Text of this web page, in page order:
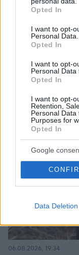
grant or deny
use your data for
consent section.
Opted In
I want to opt-
Personal Data.
Opted In
I want to opt-
Personal Data
Opted In
I want to opt-
Retention,
Personal
Purposes for
Opted In
Google
Data Deletion
που
06.08.2026, 19:34